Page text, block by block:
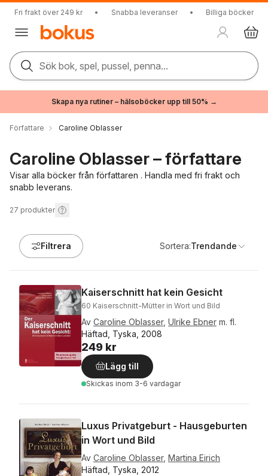
Fri frakt över 249 kr • Snabba leveranser • Billiga böcker
Sök bok, spel, pussel, penna...
Skapa nya rutiner – hälsoböcker upp till 50% →
Författare Caroline Oblasser
Caroline Oblasser – författare
Visar alla böcker från författaren . Handla med fri frakt och
snabb leverans.
27 produkter
Filtrera Sortera:Trendande
Kaiserschnitt hat kein Gesicht
60 Kaiserschnitt-Mütter in Wort und Bild
Av Caroline Oblasser, Ulrike Ebner m. fl.
Häftad, Tyska, 2008
249 kr
Lägg till
Skickas inom 3-6 vardagar
Luxus Privatgeburt - Hausgeburten
in Wort und Bild
Av Caroline Oblasser, Martina Eirich
Häftad, Tyska, 2012